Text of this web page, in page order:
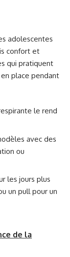
adolescentes
confort et
qui pratiquent
place pendant
le rend
avec des
ou
les jours plus
un pull pour un
de la